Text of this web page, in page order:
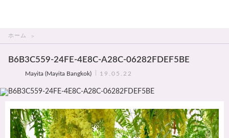
ホーム
B6B3C559-24FE-4E8C-A28C-06282FDEF5BE
Mayita (Mayita Bangkok) 19.05.22